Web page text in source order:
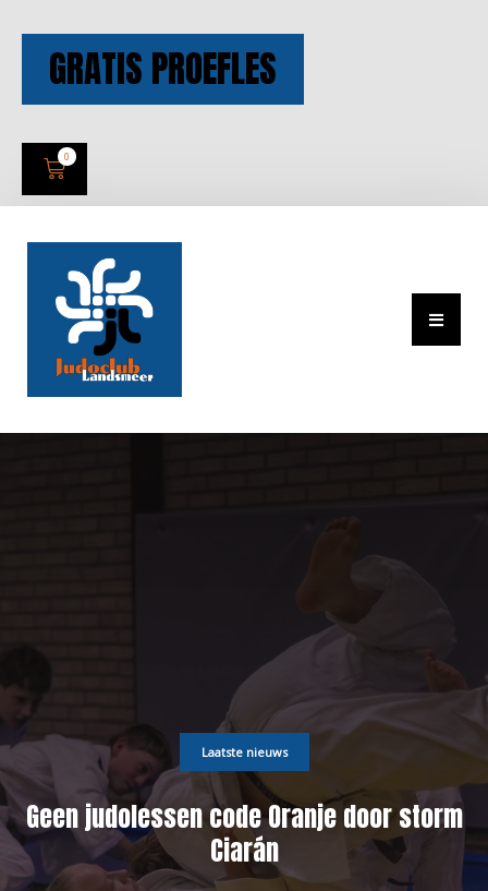
GRATIS PROEFLES
0
Laatste nieuws
Geen judolessen code Oranje door storm
Ciarán